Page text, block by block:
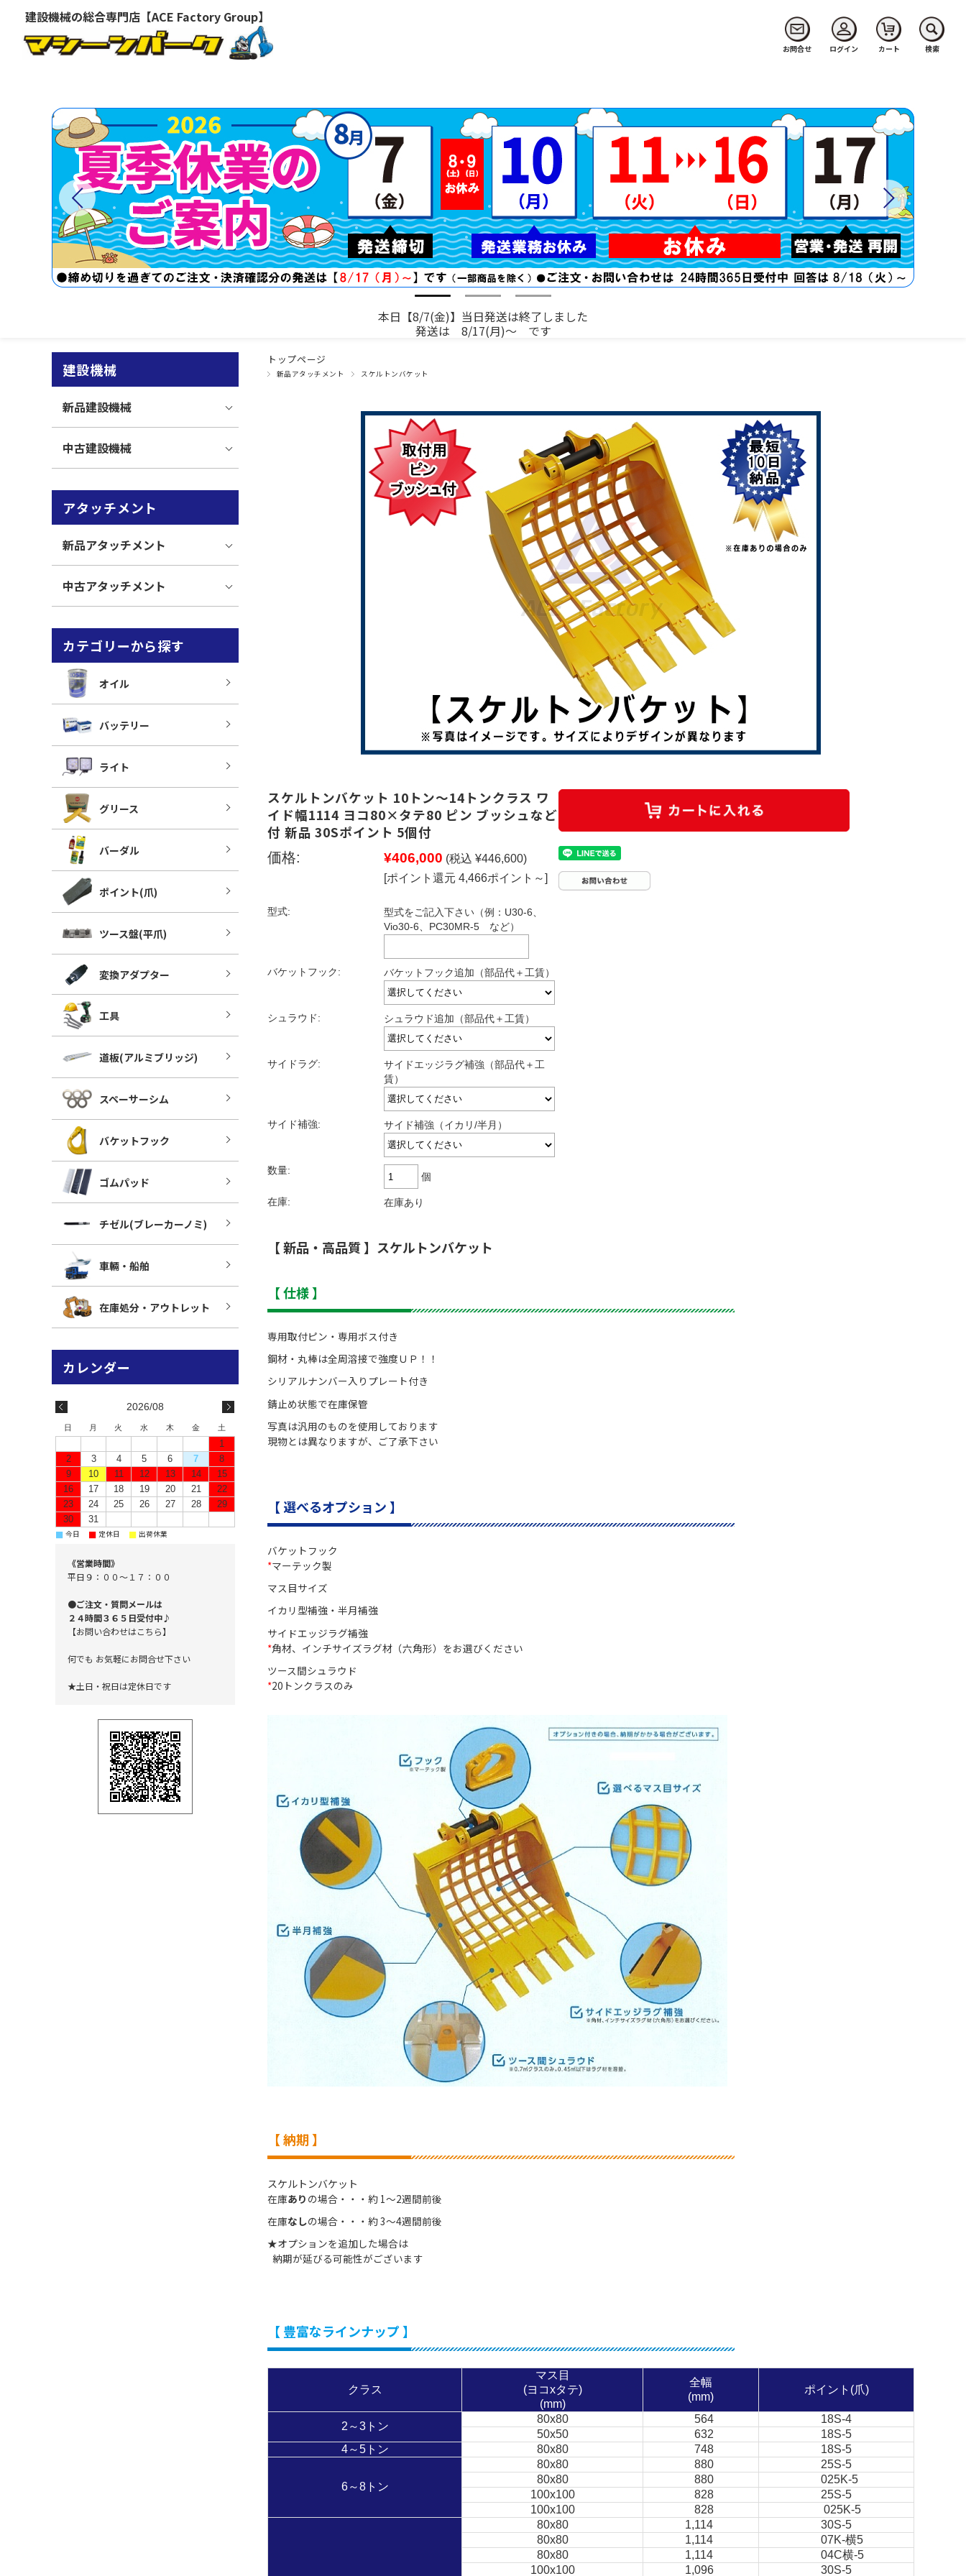
建設機械の総合専門店【ACE Factory Group】
お問合せ ログイン カート 検索
本日【8/7(金)】当日発送は終了しました
発送は 8/17(月)～ です
トップページ
新品アタッチメント スケルトンバケット
スケルトンバケット 10トン～14トンクラス ワ
イド幅1114 ヨコ80×タテ80 ピン ブッシュなど
付 新品 30Sポイント 5個付
価格: ¥406,000 (税込 ¥446,600)
[ポイント還元 4,466ポイント～]
型式:
型式をご記入下さい（例：U30-6、
Vio30-6、PC30MR-5 など）
バケットフック: バケットフック追加（部品代＋工賃）
シュラウド: シュラウド追加（部品代＋工賃）
サイドラグ:
サイドエッジラグ補強（部品代＋工
賃）
サイド補強: サイド補強（イカリ/半月）
数量:
個
在庫: 在庫あり
【 新品・高品質 】スケルトンバケット
【 仕様 】
専用取付ピン・専用ボス付き
鋼材・丸棒は全周溶接で強度ＵＰ！！
シリアルナンバー入りプレート付き
錆止め状態で在庫保管
写真は汎用のものを使用しております
現物とは異なりますが、ご了承下さい
【 選べるオプション 】
バケットフック
*マーテック製
マス目サイズ
イカリ型補強・半月補強
サイドエッジラグ補強
*角材、インチサイズラグ材（六角形）をお選びください
ツース間シュラウド
*20トンクラスのみ
【 納期 】
スケルトンバケット
在庫あり の場合・・・約 1～2週間前後
在庫なしの場合・・・約 3～4週間前後
★オプションを追加した場合は
納期が延びる可能性がございます
【 豊富なラインナップ 】
クラス
マス目
(ヨコxタテ)
(mm)
全幅
(mm)
ポイント(爪)
2～3トン
80x80 564
18S-4
50x50
632
18S-5
4～5トン
80x80 748 18S-5
6～8トン
80x80 880
25S-5
80x80
880
025K-5
100x100
828
25S-5
100x100
828
025K-5
80x80
1,114
30S-5
80x80
1,114
07K-横5
80x80
1,114
04C横-5
100x100
1,096 30S-5
建設機械
新品建設機械
中古建設機械
アタッチメント
新品アタッチメント
中古アタッチメント
カテゴリーから探す
オイル
バッテリー
ライト
グリース
バーダル
ポイント(爪)
ツース盤(平爪)
変換アダプター
工具
道板(アルミブリッジ)
スペーサーシム
バケットフック
ゴムパッド
チゼル(ブレーカーノミ)
車輛・船舶
在庫処分・アウトレット
2026/08
日 月 火 水 木 金 土
1
2
3 4 5 6 7
8
9
10 11 12 13 14
15
16
17 18 19 20 21
22
23
24 25 26 27 28
29
30
31
■ 今日 ■ 定休日 ■ 出荷休業
《営業時間》
平日９：００～１７：００
●ご注文・質問メールは
２４時間３６５日受付中♪
【お問い合わせはこちら】
何でも お気軽にお問合せ下さい
★土日・祝日は定休日です